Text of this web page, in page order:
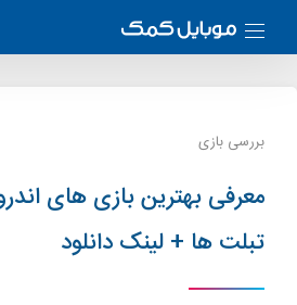
بررسی بازی
تبلت ها + لینک دانلود